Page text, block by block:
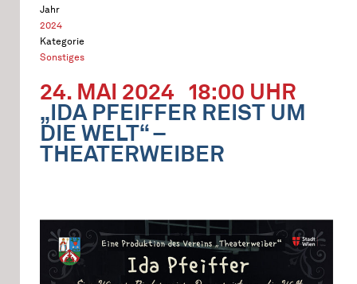
Jahr
2024
Kategorie
Sonstiges
24. MAI 2024 18:00 UHR
„IDA PFEIFFER REIST UM
DIE WELT“ –
THEATERWEIBER